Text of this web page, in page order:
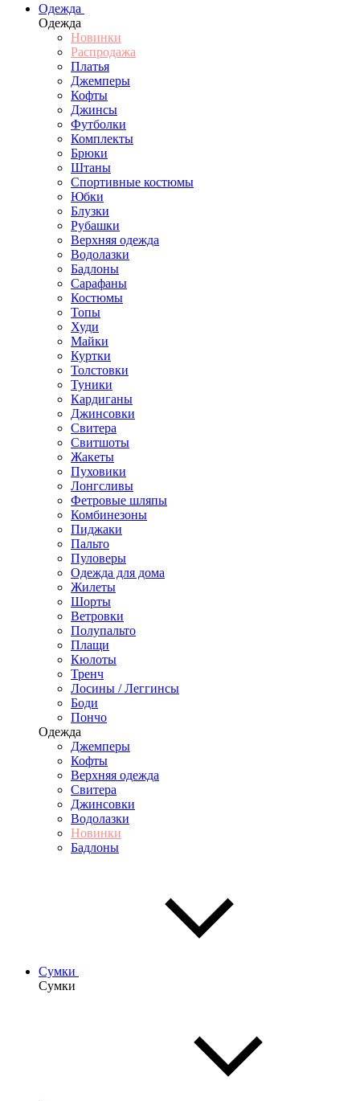
Одежда
Одежда
Новинки
Распродажа
Платья
Джемперы
Кофты
Джинсы
Футболки
Комплекты
Брюки
Штаны
Спортивные костюмы
Юбки
Блузки
Рубашки
Верхняя одежда
Водолазки
Бадлоны
Сарафаны
Костюмы
Топы
Худи
Майки
Куртки
Толстовки
Туники
Кардиганы
Джинсовки
Свитера
Свитшоты
Жакеты
Пуховики
Лонгсливы
Фетровые шляпы
Комбинезоны
Пиджаки
Пальто
Пуловеры
Одежда для дома
Жилеты
Шорты
Ветровки
Полупальто
Плащи
Кюлоты
Тренч
Лосины / Леггинсы
Боди
Пончо
Одежда
Джемперы
Кофты
Верхняя одежда
Свитера
Джинсовки
Водолазки
Новинки
Бадлоны
Сумки
Сумки